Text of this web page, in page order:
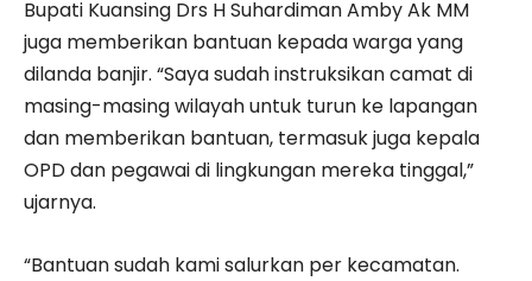
Bupati Kuansing Drs H Suhardiman Amby Ak MM
juga memberikan bantuan kepada warga yang
dilanda banjir. “Saya sudah instruksikan camat di
masing-masing wilayah untuk turun ke lapangan
dan memberikan bantuan, termasuk juga kepala
OPD dan pegawai di lingkungan mereka tinggal,”
ujarnya.
“Bantuan sudah kami salurkan per kecamatan.